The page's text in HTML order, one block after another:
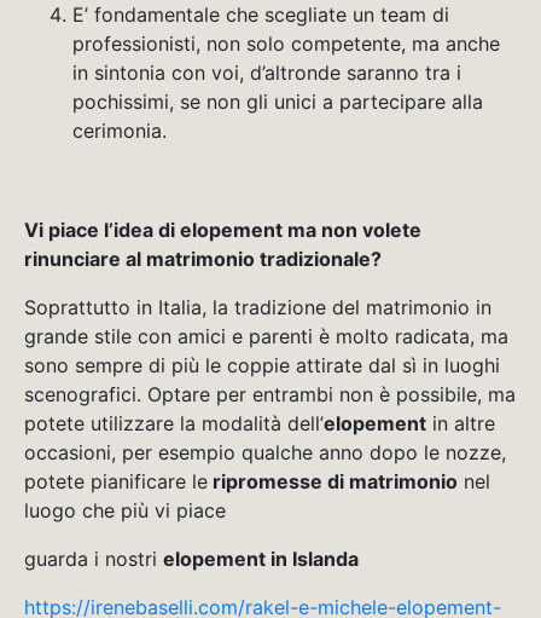
E’ fondamentale che scegliate un team di
professionisti, non solo competente, ma anche
in sintonia con voi, d’altronde saranno tra i
pochissimi, se non gli unici a partecipare alla
cerimonia.
Vi piace l’idea di elopement ma non volete
rinunciare al matrimonio tradizionale?
Soprattutto in Italia, la tradizione del matrimonio in
grande stile con amici e parenti è molto radicata, ma
sono sempre di più le coppie attirate dal sì in luoghi
scenografici. Optare per entrambi non è possibile, ma
potete utilizzare la modalità dell’elopement in altre
occasioni, per esempio qualche anno dopo le nozze,
potete pianificare le ripromesse di matrimonio nel
luogo che più vi piace
guarda i nostri elopement in Islanda
https://irenebaselli.com/rakel-e-michele-elopement-